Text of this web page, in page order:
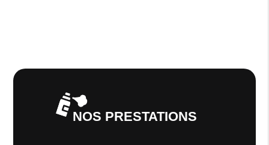
NOS PRESTATIONS